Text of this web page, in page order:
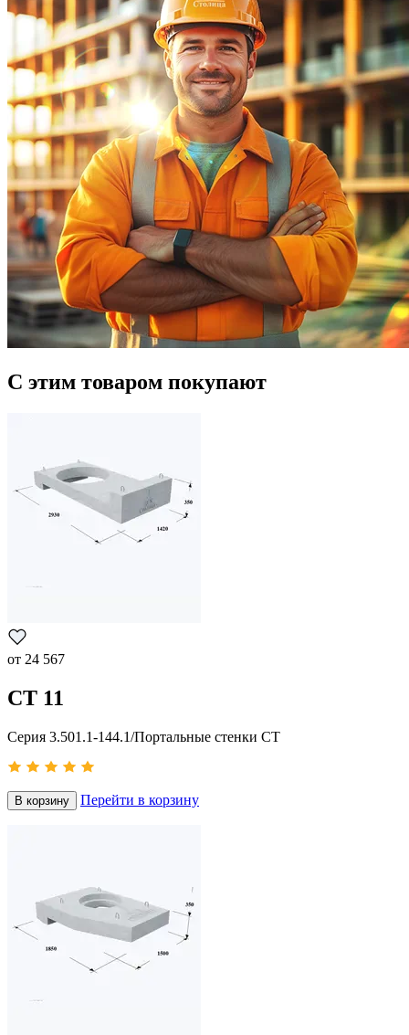
С этим товаром покупают
от 24 567
СТ 11
Серия 3.501.1-144.1/Портальные стенки СТ
В корзину Перейти в корзину